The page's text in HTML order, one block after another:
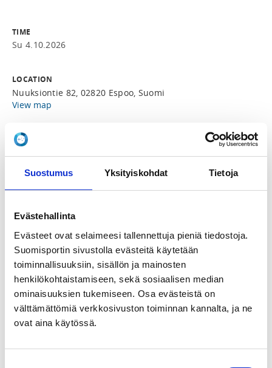
Suostumus Yksityiskohdat Tietoja
Evästehallinta
Evästeet ovat selaimeesi tallennettuja pieniä tiedostoja.
Suomisportin sivustolla evästeitä käytetään
toiminnallisuuksiin, sisällön ja mainosten
henkilökohtaistamiseen, sekä sosiaalisen median
ominaisuuksien tukemiseen. Osa evästeistä on
välttämättömiä verkkosivuston toiminnan kannalta, ja ne
ovat aina käytössä.
TIME
Su 4.10.2026
LOCATION
Nuuksiontie 82, 02820 Espoo, Suomi
View map
LOCALITY
REGISTRATION PERIOD
Fr 26.6.2026 at 00:00 - We 30.9.2026 at 23:59
PRICE
Registration by 31.08.2026 20:59, 37,00 €
Perushinta 43,00 € -
Normaalihinta. Huomioi kesän alennushinnat! Alle 18-
ja saat alennuksen käyttöösi.